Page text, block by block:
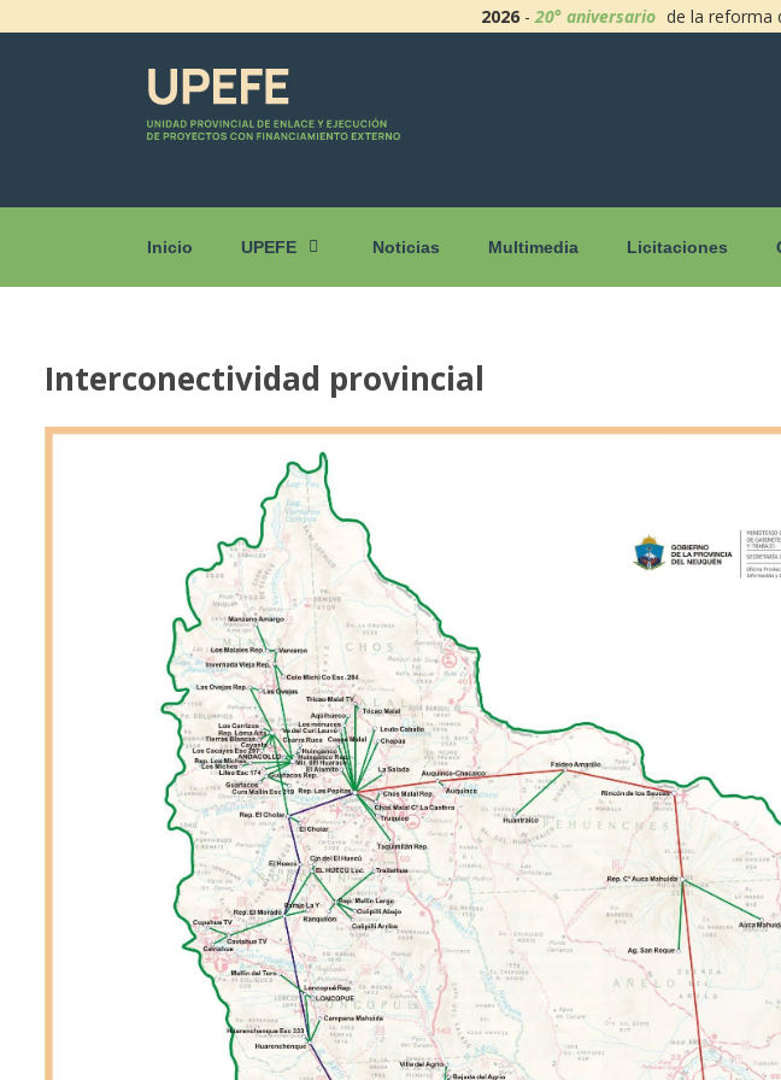
2026 -20° aniversario de la reforma
Inicio UPEFE Noticias Multimedia Licitaciones
Interconectividad provincial